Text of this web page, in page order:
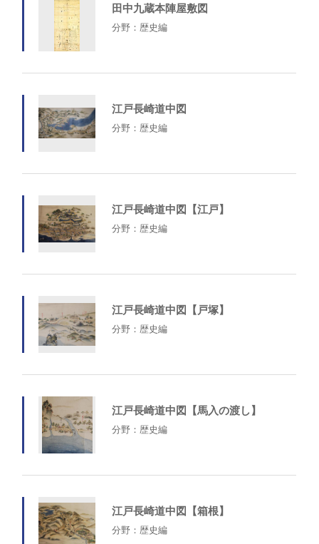
田中九蔵本陣屋敷図
分野：歴史編
江戸長崎道中図
分野：歴史編
江戸長崎道中図【江戸】
分野：歴史編
江戸長崎道中図【戸塚】
分野：歴史編
江戸長崎道中図【馬入の渡し】
分野：歴史編
江戸長崎道中図【箱根】
分野：歴史編